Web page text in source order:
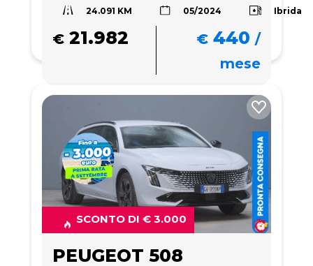
24.091 KM 05/2024 Ibrida
€ 21.982 € 440 /
mese
SCONTO DI € 3.000
PEUGEOT 508